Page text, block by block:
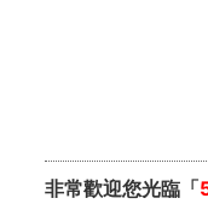
非常歡迎您光臨「